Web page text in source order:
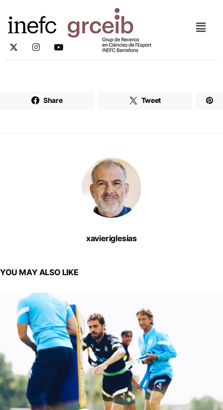
Share Tweet
xavieriglesias
YOU MAY ALSO LIKE